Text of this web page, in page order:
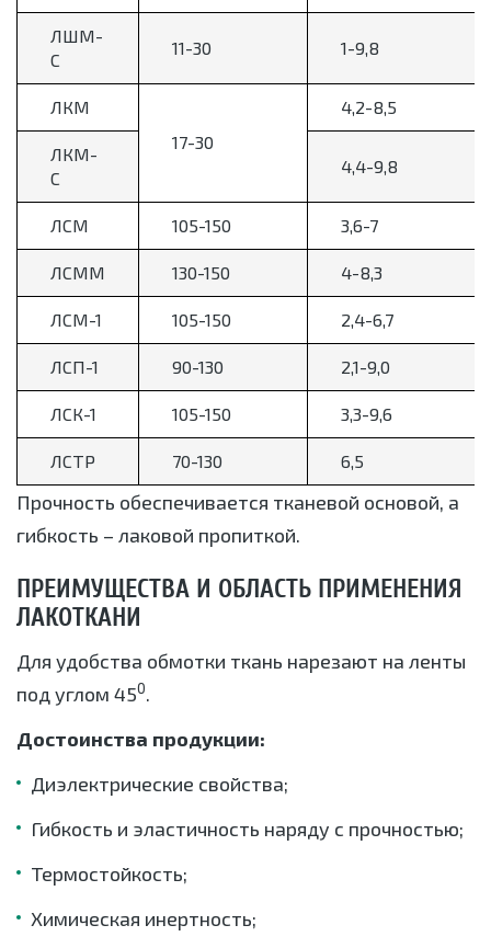
ЛШМ-
С
11-30 1-9,8
ЛКМ
17-30
4,2-8,5
ЛКМ-
С
4,4-9,8
ЛСМ 105-150 3,6-7
ЛСММ 130-150 4-8,3
ЛСМ-1 105-150 2,4-6,7
ЛСП-1 90-130 2,1-9,0
ЛСК-1 105-150 3,3-9,6
ЛСТР 70-130 6,5
Прочность обеспечивается тканевой основой, а
гибкость – лаковой пропиткой.
ПРЕИМУЩЕСТВА И ОБЛАСТЬ ПРИМЕНЕНИЯ
ЛАКОТКАНИ
Для удобства обмотки ткань нарезают на ленты
под углом 450.
Достоинства продукции:
Диэлектрические свойства;
Гибкость и эластичность наряду с прочностью;
Термостойкость;
Химическая инертность;